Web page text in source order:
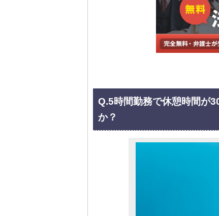
Q.5時間勤務で休憩時間が
か？